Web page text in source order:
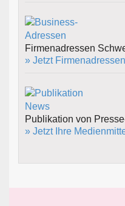
Firmenadressen
» Jetzt
Publikation von
» Jetzt Ihre